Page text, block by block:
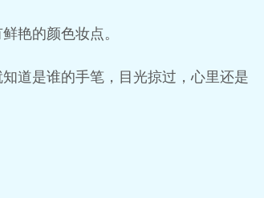
艳的颜色妆点。
道是谁的手笔，目光掠过，心里还是